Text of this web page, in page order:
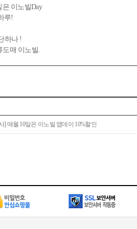
은 이노빌Day
루!
하나 !
도매 이노빌.
] 매월 10일은 이노빌 앱데이 10%할인